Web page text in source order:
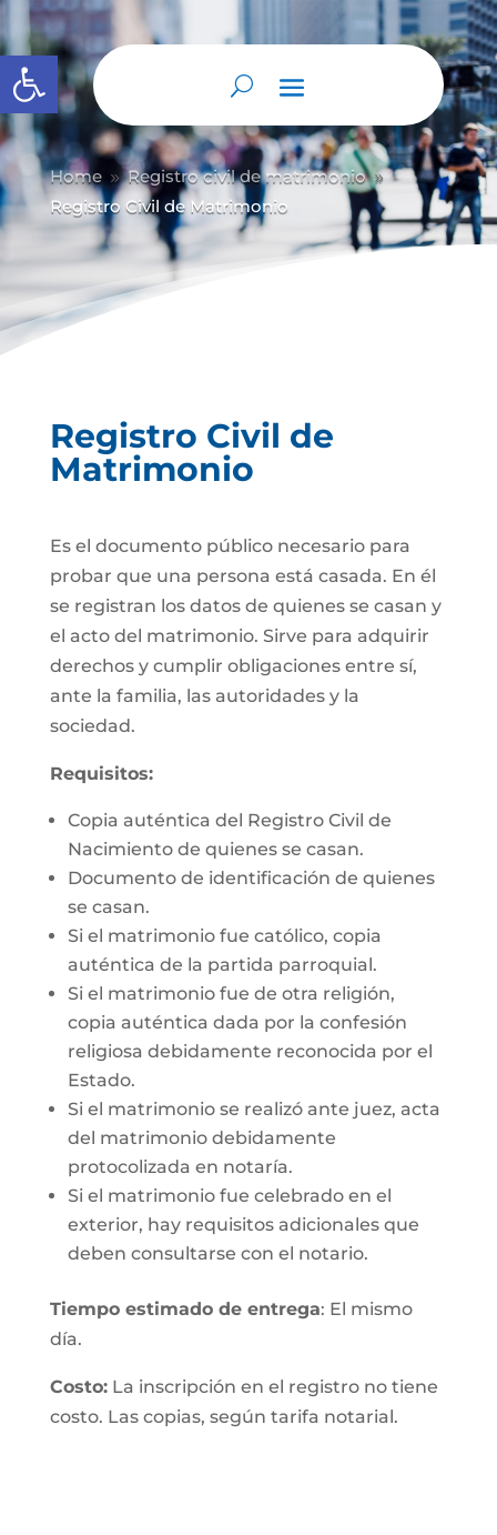
Abrir barra de herramientas
Home 9 Registro civil de matrimonio 9
Registro Civil de Matrimonio
Registro Civil de
Matrimonio
Es el documento público necesario para
probar que una persona está casada. En él
se registran los datos de quienes se casan y
el acto del matrimonio. Sirve para adquirir
derechos y cumplir obligaciones entre sí,
ante la familia, las autoridades y la
sociedad.
Requisitos:
Copia auténtica del Registro Civil de
Nacimiento de quienes se casan.
Documento de identificación de quienes
se casan.
Si el matrimonio fue católico, copia
auténtica de la partida parroquial.
Si el matrimonio fue de otra religión,
copia auténtica dada por la confesión
religiosa debidamente reconocida por el
Estado.
Si el matrimonio se realizó ante juez, acta
del matrimonio debidamente
protocolizada en notaría.
Si el matrimonio fue celebrado en el
exterior, hay requisitos adicionales que
deben consultarse con el notario.
Tiempo estimado de entrega: El mismo
día.
Costo:La inscripción en el registro no tiene
costo. Las copias, según tarifa notarial.